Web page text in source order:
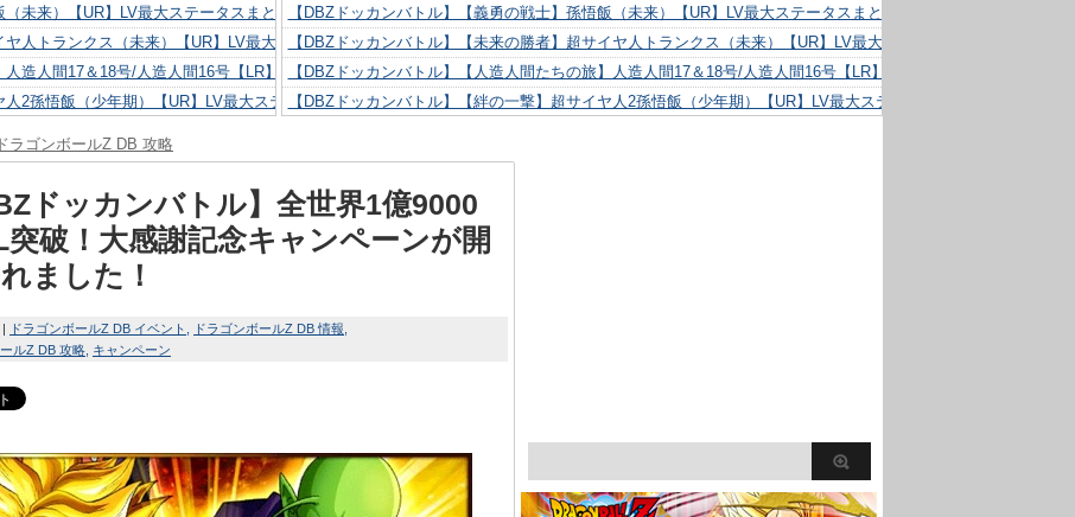
未来）【UR】LV最大ステータスまとめ！
人トランクス（未来）【UR】LV最大ステータスまとめ！
造人間17＆18号/人造人間16号【LR】LV最大ステータスまとめ！
2孫悟飯（少年期）【UR】LV最大ステータスまとめ！
造人間18号【UR】LV最大ステータスまとめ！
リン【UR】LV最大ステータスまとめ！
人間16号【UR】LV最大ステータスまとめ！
【DBZドッカンバトル】【義勇の戦士】孫悟飯（未来）【UR】LV最大ステータスまとめ！
【DBZドッカンバトル】【未来の勝者】超サイヤ人トランクス（未来）【UR】LV最大ステータスまとめ！
【DBZドッカンバトル】【人造人間たちの旅】人造人間17＆18号/人造人間16号【LR】LV最大ステータスまとめ！
【DBZドッカンバトル】【絆の一撃】超サイヤ人2孫悟飯（少年期）【UR】LV最大ステータスまとめ！
【DBZドッカンバトル】【技巧とひらめき】クリリン【UR】LV最大ステータスまとめ！
【DBZドッカンバトル】【新たに得た好機】人造人間16号【UR】LV最大ステータスまとめ！
ドラゴンボールZ DB 攻略
ドッカンバトル】全世界1億9000
突破！大感謝記念キャンペーンが開
ました！
ドラゴンボールZ DB イベント
ドラゴンボールZ DB 情報
ルZ DB 攻略 キャンペーン